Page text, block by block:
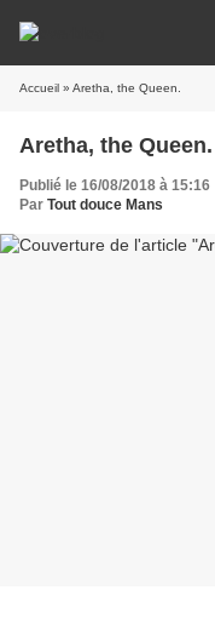
Accueil » Aretha, the Queen.
Aretha, the Queen.
Publié le 16/08/2018 à 15:16
Par Tout douce Mans